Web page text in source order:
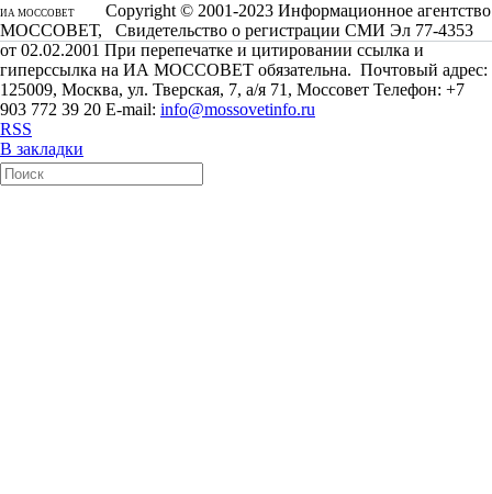
ИА МОССОВЕТ
Copyright © 2001-2023 Информационное агентство
МОССОВЕТ, Свидетельство о регистрации СМИ Эл 77-4353
от 02.02.2001 При перепечатке и цитировании ссылка и
гиперссылка на ИА МОССОВЕТ обязательна. Почтовый адрес:
125009, Москва, ул. Тверская, 7, а/я 71, Моссовет Телефон: +7
903 772 39 20 E-mail: info@mossovetinfo.ru
RSS
В закладки